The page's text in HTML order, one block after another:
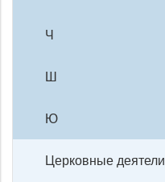
Ч
Ш
Ю
Церковные деятели